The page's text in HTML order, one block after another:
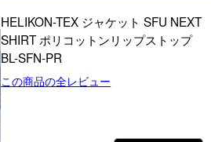
HELIKON-TEX ジャケット SFU NEXT
SHIRT ポリコットンリップストップ
BL-SFN-PR
この商品の全レビュー